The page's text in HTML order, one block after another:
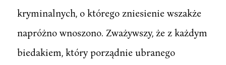
kryminalnych, o którego zniesienie wszakże
napróżno wnoszono. Zważywszy, że z każdym
biedakiem, który porządnie ubranego